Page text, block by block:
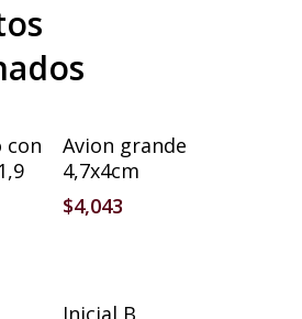
con
Añadir Al Carrito
Avion grande
4,7x4cm
$4,043
Añadir Al Carrito